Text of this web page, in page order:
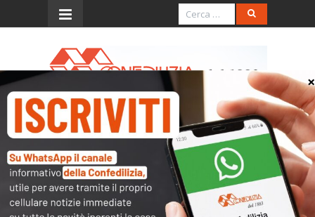
Menu
Ris. 28.11.2007, 347/E
(esclusione inversione
contabile per appaltatore)